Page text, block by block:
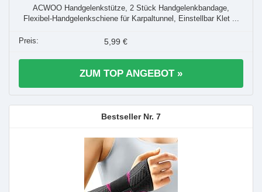
ACWOO Handgelenkstütze, 2 Stück Handgelenkbandage,
Flexibel-Handgelenkschiene für Karpaltunnel, Einstellbar Klet ...
5,99 €
ZUM TOP ANGEBOT »
7